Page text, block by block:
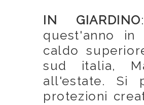
IN GIARDINO
quest'anno
caldo
sud italia,
all'estate. Si
protezioni